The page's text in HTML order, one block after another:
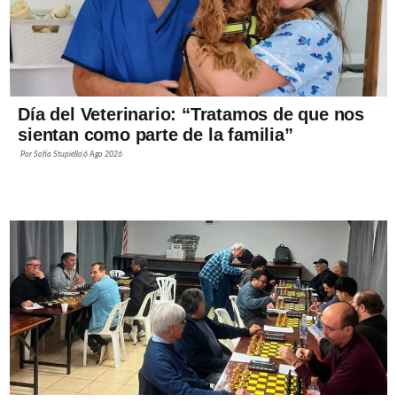
Día del Veterinario: “Tratamos de que nos
sientan como parte de la familia”
PorSofía Stupiello6 Ago 2026